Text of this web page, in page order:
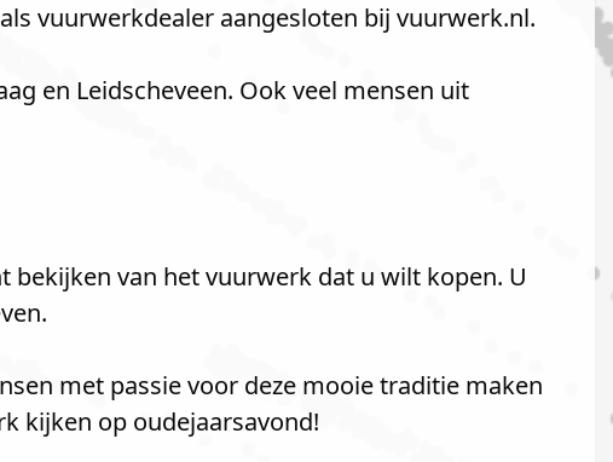
vuurwerkdealer aangesloten bij vuurwerk.nl.
en Leidscheveen. Ook veel mensen uit
van het vuurwerk dat u wilt kopen. U
met passie voor deze mooie traditie maken
kijken op oudejaarsavond!